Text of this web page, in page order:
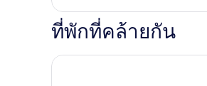
เกี่ยว
กับ
บ้าน
สแตนดาร์ด
ที่พักที่คล้ายกัน
โรงแรมเดอะ เกรท ระยอง